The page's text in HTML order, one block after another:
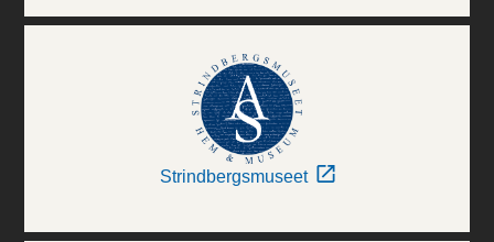
Strindbergsmuseet